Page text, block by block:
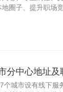
圈子、提升职场
分中心地址及
个城市设有线下